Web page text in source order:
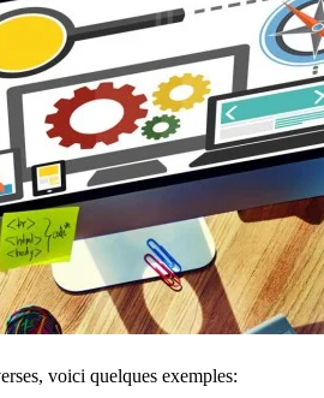
voici quelques exemples: